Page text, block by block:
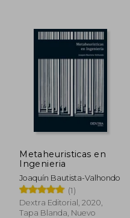
45%
dcto. $ 87.32
Metaheuristicas en
Ingenieria
Joaquín Bautista-Valhondo
(1)
Dextra Editorial, 2020,
Tapa Blanda, Nuevo